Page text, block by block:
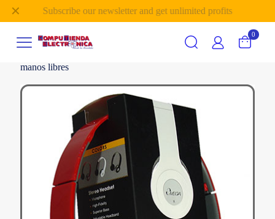
Subscribe our newsletter and get unlimited profits
✕
0
manos libres